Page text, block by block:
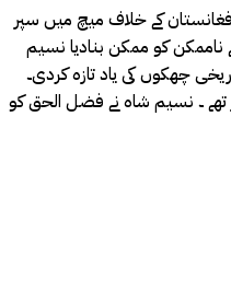
کے خلاف میچ میں سپر
کی مدد سے ناممکن کو ممکن بنادیا نسیم
چھکوں کی یاد تازہ کردی۔
جیت کے لئے 11 رنز درکار تھے ۔ نسیم شاہ نے فضل الحق کو